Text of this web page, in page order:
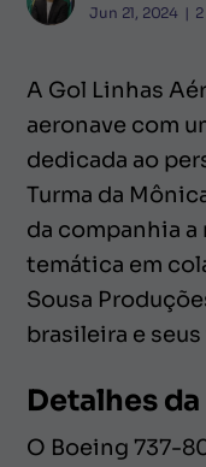
Jun 21, 2024 | 2
A Gol Linhas
aeronave com
dedicada ao
Turma da
da companhia
temática em
Sousa
brasileira e
Detalhes
O Boeing 737-